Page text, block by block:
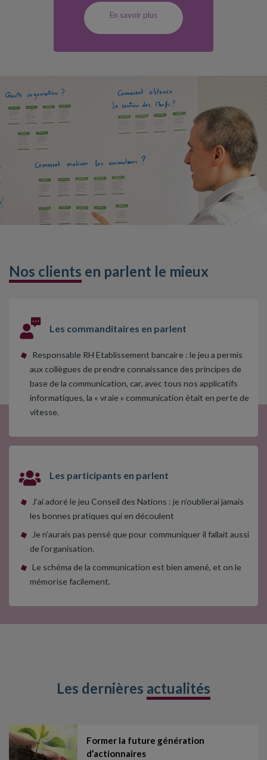
En savoir plus
Nos clients en parlent le mieux
Les commanditaires en parlent
Responsable RH Etablissement bancaire : le jeu a permis
aux collègues de prendre connaissance des principes de
base de la communication, car, avec tous nos applicatifs
informatiques, la « vraie » communication était en perte de
vitesse.
Les participants en parlent
J’ai adoré le jeu Conseil des Nations : je n’oublierai jamais
les bonnes pratiques qui en découlent
Je n’aurais pas pensé que pour communiquer il fallait aussi
de l’organisation.
Le schéma de la communication est bien amené, et on le
mémorise facilement.
Les dernières actualités
Former la future génération
d’actionnaires